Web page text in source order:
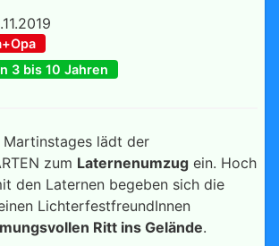
3 bis 10 Jahren
Martinstages lädt der
zum Laternenumzug ein. Hoch
den Laternen begeben sich die
LichterfestfreundInnen
Ritt ins Gelände.